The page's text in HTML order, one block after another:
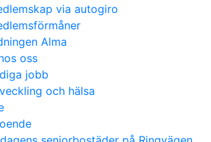
via autogiro
Alma
oss
jobb
och hälsa